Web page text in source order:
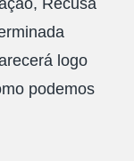
logo
podemos